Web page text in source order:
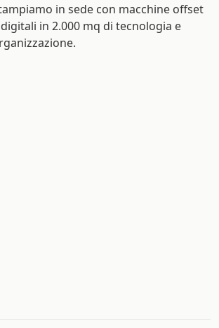
in sede con macchine offset
in 2.000 mq di tecnologia e